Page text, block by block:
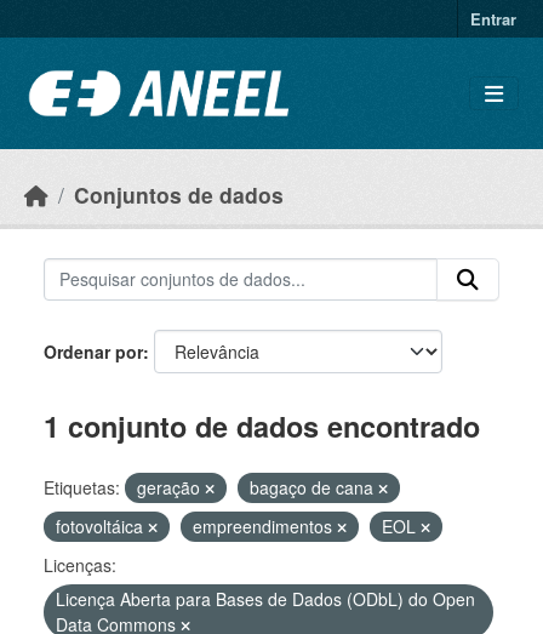
Entrar
Conjuntos de dados
Ordenar por
1 conjunto de dados encontrado
Etiquetas: geração
bagaço de cana
fotovoltáica
empreendimentos
EOL
Licenças:
Licença Aberta para Bases de Dados (ODbL) do Open
Data Commons